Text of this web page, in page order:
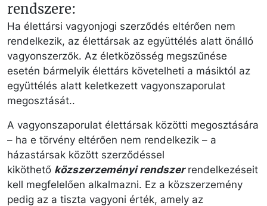
rendszere:
Ha élettársi vagyonjogi szerződés eltérően nem
rendelkezik, az élettársak az együttélés alatt önálló
vagyonszerzők. Az életközösség megszűnése
esetén bármelyik élettárs követelheti a másiktól az
együttélés alatt keletkezett vagyonszaporulat
megosztását..
A vagyonszaporulat élettársak közötti megosztására
– ha e törvény eltérően nem rendelkezik – a
házastársak között szerződéssel
kiköthető közszerzeményi rendszerrendelkezéseit
kell megfelelően alkalmazni. Ez a közszerzemény
pedig az a tiszta vagyoni érték, amely az